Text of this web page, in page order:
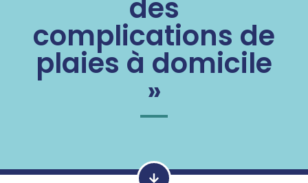
des
complications de
plaies à domicile
»